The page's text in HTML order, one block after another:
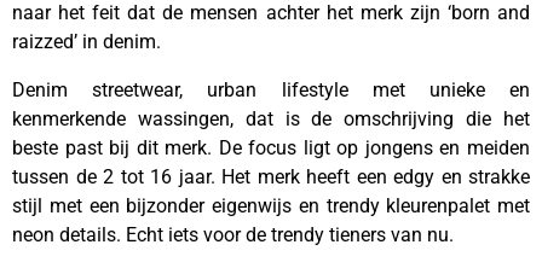
naar het feit dat de mensen achter het merk zijn ‘born and
raizzed’ in denim.
Denim streetwear, urban lifestyle met unieke en
kenmerkende wassingen, dat is de omschrijving die het
beste past bij dit merk. De focus ligt op jongens en meiden
tussen de 2 tot 16 jaar. Het merk heeft een edgy en strakke
stijl met een bijzonder eigenwijs en trendy kleurenpalet met
neon details. Echt iets voor de trendy tieners van nu.